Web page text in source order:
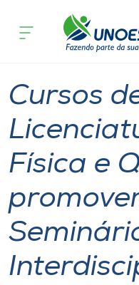
Cursos
Pesquisa
Atendimento ao
Portal de Ensino
Unoesc
acontece
Cursos
Física e